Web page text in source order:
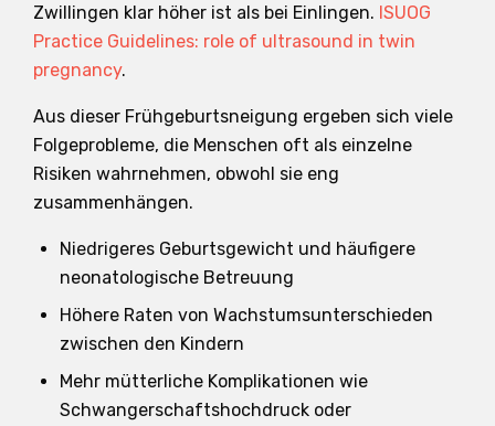
Zwillingen klar höher ist als bei Einlingen. ISUOG
Practice Guidelines: role of ultrasound in twin
pregnancy.
Aus dieser Frühgeburtsneigung ergeben sich viele
Folgeprobleme, die Menschen oft als einzelne
Risiken wahrnehmen, obwohl sie eng
zusammenhängen.
Niedrigeres Geburtsgewicht und häufigere
neonatologische Betreuung
Höhere Raten von Wachstumsunterschieden
zwischen den Kindern
Mehr mütterliche Komplikationen wie
Schwangerschaftshochdruck oder